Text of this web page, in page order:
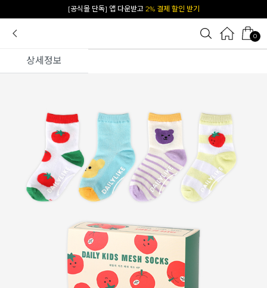
[공식몰 단독] 앱 다운받고 2% 결제 할인 받기
0
상세정보